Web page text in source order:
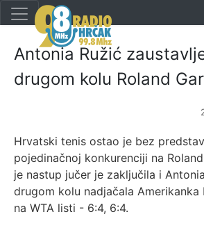
Antonia Ružić
drugom kolu Roland
Hrvatski tenis ostao je bez
pojedinačnoj konkurenciji na
je nastup jučer je zaključila i
drugom kolu nadjačala Amerikanka
na WTA listi - 6:4, 6:4.